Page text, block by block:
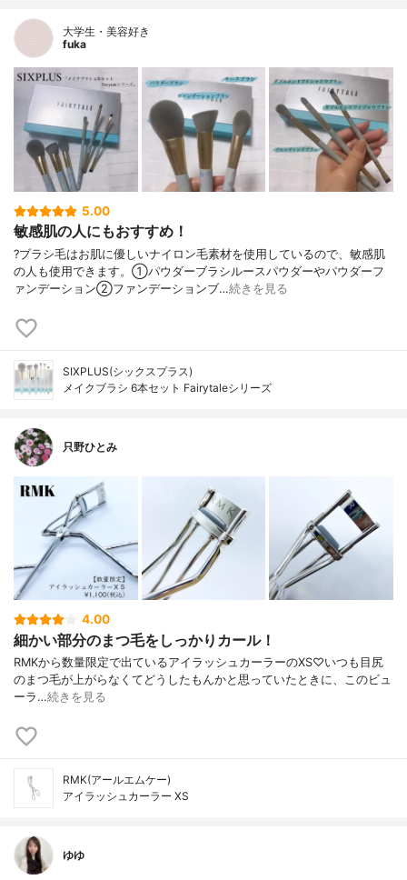
大学生・美容好き
fuka
5.00
敏感肌の人にもおすすめ！
?ブラシ毛はお肌に優しいナイロン毛素材を使用しているので、敏感肌
の人も使用できます。①パウダーブラシルースパウダーやパウダーフ
ァンデーション②ファンデーションブ…続きを見る
SIXPLUS(シックスプラス)
メイクブラシ 6本セット Fairytaleシリーズ
只野ひとみ
4.00
細かい部分のまつ毛をしっかりカール！
ㅤㅤㅤㅤㅤㅤㅤㅤㅤㅤㅤㅤㅤRMKから数量限定で出ているアイラッシュカーラーのXS♡いつも目尻
のまつ毛が上がらなくてどうしたもんかと思っていたときに、このビュ
ーラ…続きを見る
RMK(アールエムケー)
アイラッシュカーラー XS
ゆゆ